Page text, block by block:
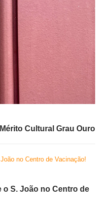
Cultural Grau Ouro
o S. João no Centro de